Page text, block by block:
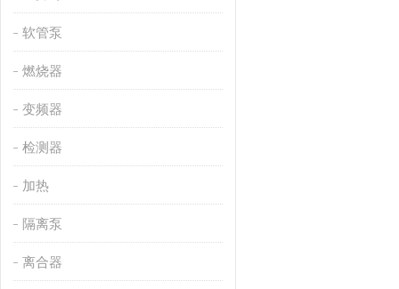
软管泵
燃烧器
变频器
检测器
加热
隔离泵
离合器